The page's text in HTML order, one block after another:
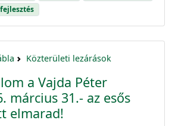
Közterületi lezárások
a Vajda Péter
március 31.- az esős
elmarad!